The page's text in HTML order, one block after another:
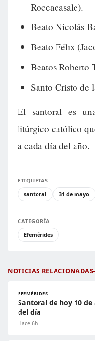
Roccacasale).
Beato Nicolás
Beato Félix
Beatos Roberto
Santo Cristo de
El santoral es
litúrgico católico
a cada día del año.
ETIQUETAS
santoral
31 de mayo
CATEGORÍA
Efemérides
NOTICIAS RELACIONADAS
EFEMÉRIDES
Santoral de hoy 10
del día
Hace 6h